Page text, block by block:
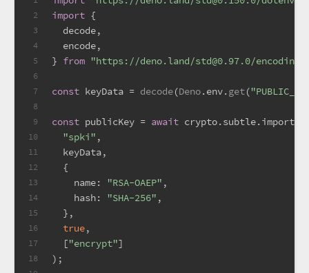
2
3
4
5
6
7
8
9
10
11
12
13
14
15
16
17
18
import {
  decode,
  encode,
} from "https://deno.land/std@0.97.0/encoding/
const keyData = decode(Deno.env.get(
const publicKey = await crypto.subtle
"spki" ,
  keyData,
  {
name: "RSA-OAEP" ,
hash: "SHA-256" ,
  },
true,
  [
"encrypt"]
);